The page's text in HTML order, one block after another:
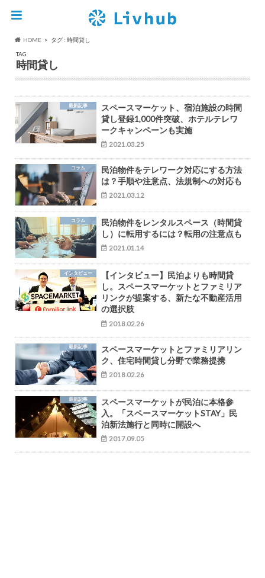
HOME
タグ : 時間貸し
TAG
時間貸し
最新記事
スペースマーケット、宿泊施設の時間
貸し登録1,000件突破、ホテルテレワ
ークキャンペーンも実施
2021.03.25
コラム
民泊物件をテレワーク対応にする方法
は？手順や注意点、法規制への対応も
2021.03.12
コラム
民泊物件をレンタルスペース（時間貸
し）に転用するには？転用の注意点も
2021.01.14
インタビュー
【インタビュー】民泊よりも時間貸
し。スペースマーケットとファミリア
リンクが提案する、新たな不動産活用
の選択肢
2018.02.26
最新記事
スペースマーケットとファミリアリン
ク、住宅時間貸し分野で業務提携
2018.02.26
最新記事
スペースマーケットが民泊に本格参
入。「スペースマーケットSTAY」民
泊新法施行と同時に開設へ
2017.09.05